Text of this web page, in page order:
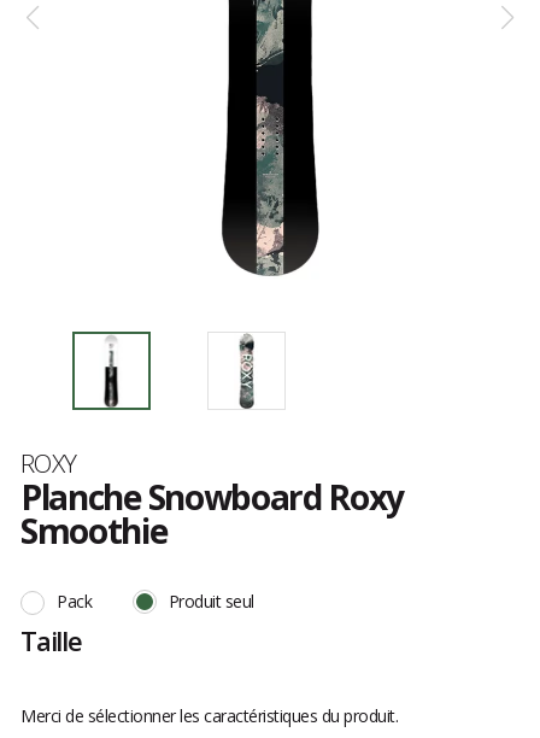
Marque
ROXY
Planche Snowboard Roxy
Smoothie
clientsPack Produit seul
Taille
Merci de sélectionner les caractéristiques du produit.